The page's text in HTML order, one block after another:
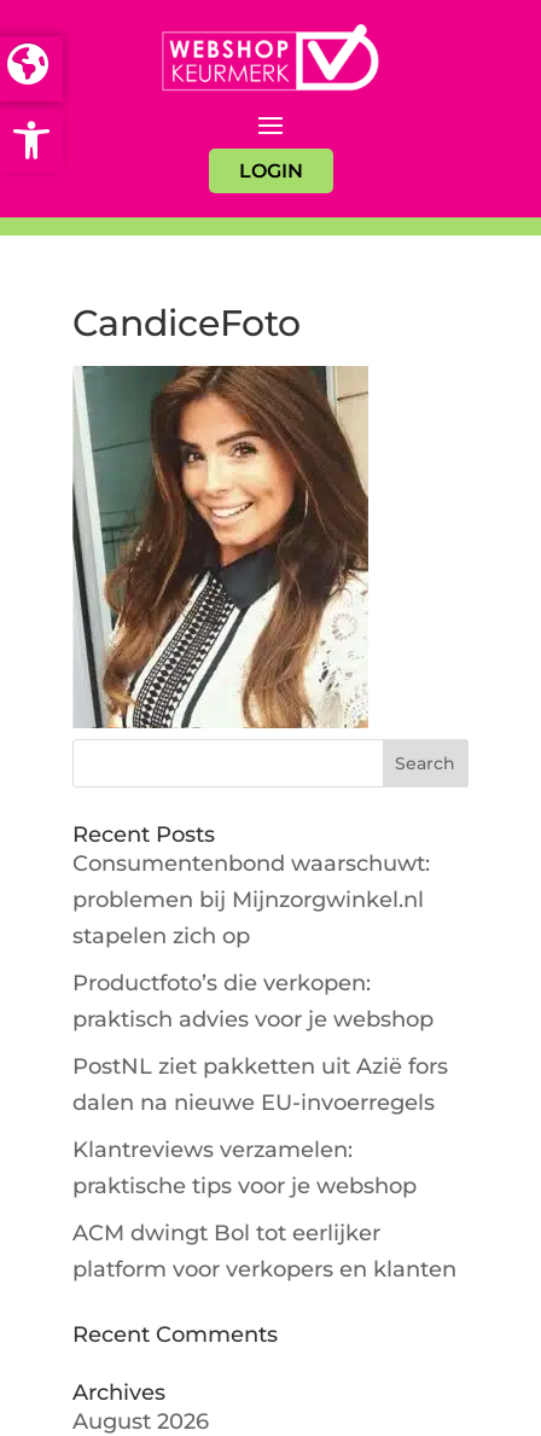
Open toolbar
LOGIN
CandiceFoto
Recent Posts
Consumentenbond waarschuwt:
problemen bij Mijnzorgwinkel.nl
stapelen zich op
Productfoto’s die verkopen:
praktisch advies voor je webshop
PostNL ziet pakketten uit Azië fors
dalen na nieuwe EU-invoerregels
Klantreviews verzamelen:
praktische tips voor je webshop
ACM dwingt Bol tot eerlijker
platform voor verkopers en klanten
Recent Comments
Archives
August 2026